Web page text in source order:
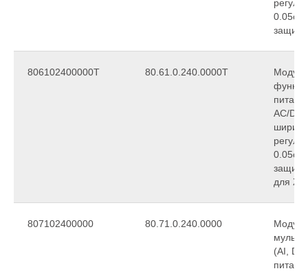
806102400000T 80.61.0.240.0000T
АС/DC,
для
807102400000 80.71.0.240.0000
(AI, DI,